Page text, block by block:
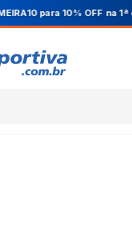
10% OFF na 1ª compra